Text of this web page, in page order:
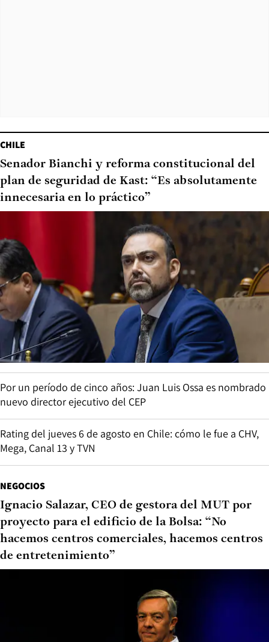
CHILE
Senador Bianchi y reforma constitucional del
plan de seguridad de Kast: “Es absolutamente
innecesaria en lo práctico”
Por un período de cinco años: Juan Luis Ossa es nombrado
nuevo director ejecutivo del CEP
Rating del jueves 6 de agosto en Chile: cómo le fue a CHV,
Mega, Canal 13 y TVN
NEGOCIOS
Ignacio Salazar, CEO de gestora del MUT por
proyecto para el edificio de la Bolsa: “No
hacemos centros comerciales, hacemos centros
de entretenimiento”